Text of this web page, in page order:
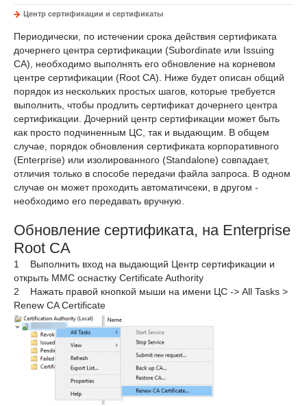
Центр сертификации и сертификаты
Периодически, по истечении срока действия сертификата
дочернего центра сертификации (Subordinate или Issuing
CA), необходимо выполнять его обновление на корневом
центре сертификации (Root CA). Ниже будет описан общий
порядок из нескольких простых шагов, которые требуется
выполнить, чтобы продлить сертификат дочернего центра
сертификации. Дочерний центр сертификации может быть
как просто подчиненным ЦС, так и выдающим. В общем
случае, порядок обновления сертификата корпоративного
(Enterprise) или изолированного (Standalone) совпадает,
отличия только в способе передачи файла запроса. В одном
случае он может проходить автоматичсеки, в другом -
необходимо его передавать вручную.
Обновление сертификата, на Enterprise
Root CA
1 Выполнить вход на выдающий Центр сертификации и
открыть MMC оснастку Certificate Authority
2 Нажать правой кнопкой мыши на имени ЦС -> All Tasks >
Renew CA Certificate